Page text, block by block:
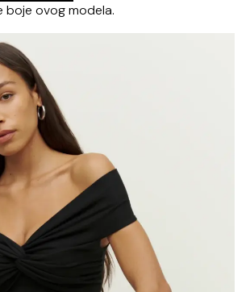
boje ovog modela.